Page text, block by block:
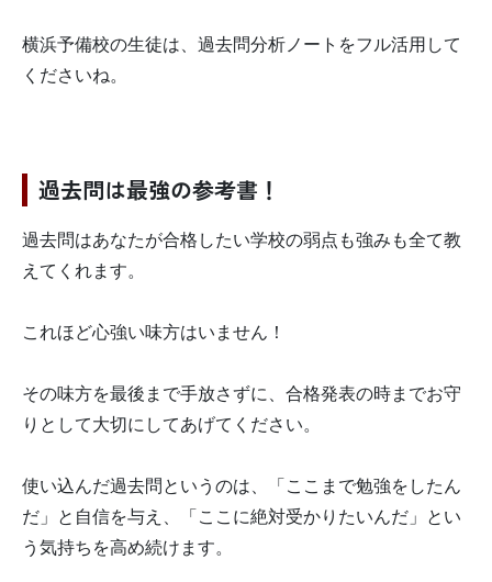
横浜予備校の生徒は、過去問分析ノートをフル活用して
くださいね。
過去問は最強の参考書！
過去問はあなたが合格したい学校の弱点も強みも全て教
えてくれます。
これほど心強い味方はいません！
その味方を最後まで手放さずに、合格発表の時までお守
りとして大切にしてあげてください。
使い込んだ過去問というのは、「ここまで勉強をしたん
だ」と自信を与え、「ここに絶対受かりたいんだ」とい
う気持ちを高め続けます。